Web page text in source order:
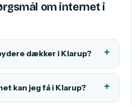
om internet i
dækker i Klarup?
kan jeg få i Klarup?